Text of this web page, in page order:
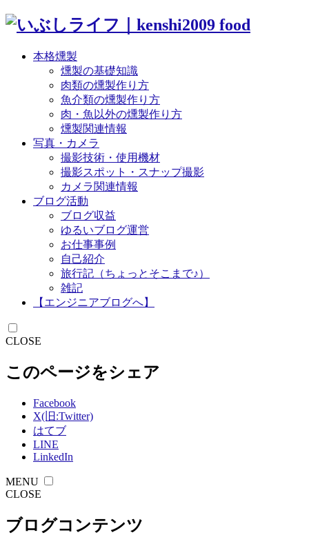
本格燻製
燻製の基礎知識
肉類の燻製作り方
魚介類の燻製作り方
肉・魚以外の燻製作り方
燻製関連情報
写真・カメラ
撮影技術・使用機材
撮影スポット・スナップ撮影
カメラ関連情報
ブログ活動
ブログ収益
ゆるいブログ運営
お仕事事例
自己紹介
旅行記（ちょっとそこまで♪）
雑記
【エンジニアブログへ】
CLOSE
このページをシェア
Facebook
X(旧:Twitter)
はてブ
LINE
LinkedIn
MENU
CLOSE
ブログコンテンツ